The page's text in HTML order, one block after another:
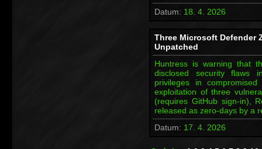
Datum: 18. 4. 2026
Three Microsoft Defender
Unpatched
Huntress is warning that
disclosed security flaws
privileges in
exploitation of three
(requires GitHub sign-in),
released as zero-days by a
Datum: 17. 4. 2026